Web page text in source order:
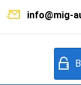
info@mig-